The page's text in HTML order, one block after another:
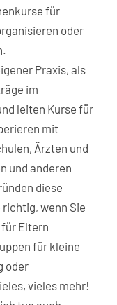
für
oder
Praxis, als
im
leiten Kurse für
mit
Ärzten und
und anderen
diese
wenn Sie
Eltern
für kleine
oder
vieles mehr!